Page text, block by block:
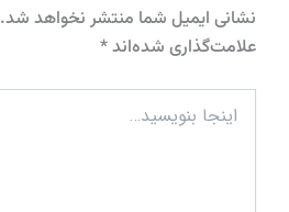
نشانی ایمیل شما منتشر نخواهد شد.
علامت‌گذاری شده‌اند*
اینجا
بنویسید…